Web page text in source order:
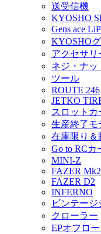
送受信機
KYOSHO
Gens ace
KYOSHO
アクセサリ
ネジ・ナッ
ツール
ROUTE 246
JETKO
スロットカ
生産終了モ
在庫限り＆
Go to RCカ
MINI-Z
FAZER Mk2
FAZER D2
INFERNO
ビンテー
クローラー
EPオフロー